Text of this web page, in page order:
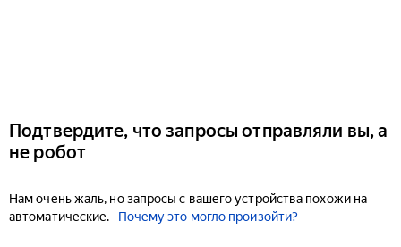
Подтвердите, что запросы отправляли вы, а
не робот
Нам очень жаль, но запросы с вашего устройства похожи на
автоматические.
Почему это могло произойти?